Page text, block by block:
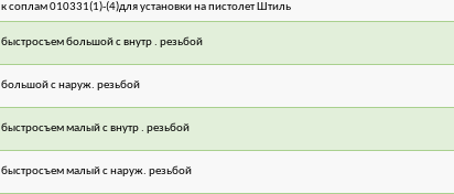
к соплам 010331(1)-(4)для установки на пистолет Штиль
быстросъем большой с внутр . резьбой
большой с наруж. резьбой
быстросъем малый с внутр . резьбой
быстросъем малый с наруж. резьбой